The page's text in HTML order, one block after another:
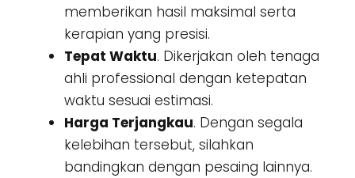
memberikan hasil maksimal serta
kerapian yang presisi.
Tepat Waktu. Dikerjakan oleh tenaga
ahli professional dengan ketepatan
waktu sesuai estimasi.
Harga Terjangkau. Dengan segala
kelebihan tersebut, silahkan
bandingkan dengan pesaing lainnya.